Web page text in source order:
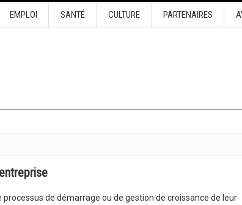
EMPLOI SANTÉ CULTURE PARTENAIRES
de démarrage ou de gestion de croissance de leur